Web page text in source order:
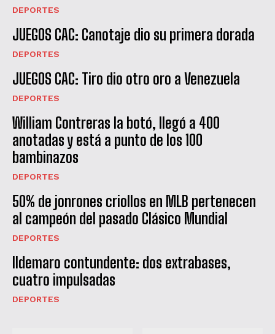
DEPORTES
JUEGOS CAC: Canotaje dio su primera dorada
DEPORTES
JUEGOS CAC: Tiro dio otro oro a Venezuela
DEPORTES
William Contreras la botó, llegó a 400
anotadas y está a punto de los 100
bambinazos
DEPORTES
50% de jonrones criollos en MLB pertenecen
al campeón del pasado Clásico Mundial
DEPORTES
Ildemaro contundente: dos extrabases,
cuatro impulsadas
DEPORTES